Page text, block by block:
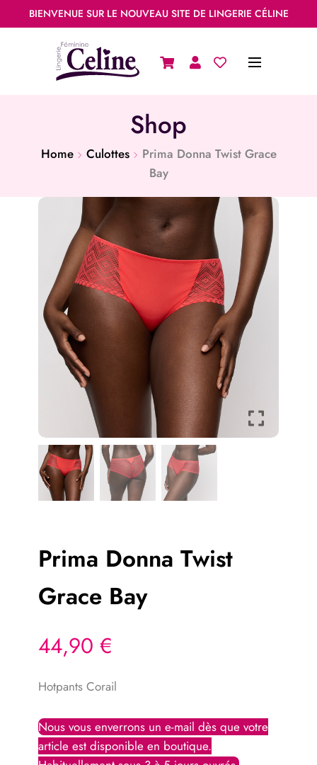
BIENVENUE SUR LE NOUVEAU SITE DE LINGERIE CÉLINE
Shop
Home Culottes
Prima Donna Twist Grace
Bay
Prima Donna Twist
Grace Bay
44,90 €
Hotpants Corail